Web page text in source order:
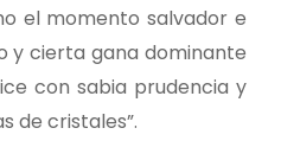
el momento salvador e
y cierta gana dominante
con sabia prudencia y
de cristales”.